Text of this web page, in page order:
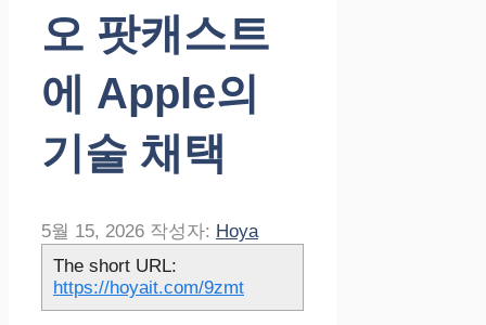
오 팟캐스트
에 Apple의
기술 채택
5월 15, 2026 작성자: Hoya
The short URL:
https://hoyait.com/9zmt